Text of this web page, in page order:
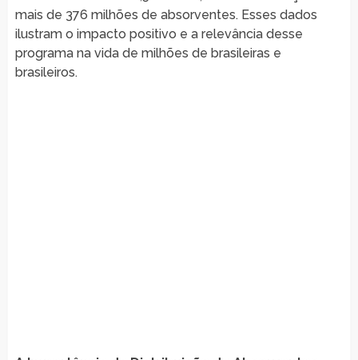
mais de 376 milhões de absorventes. Esses dados
ilustram o impacto positivo e a relevância desse
programa na vida de milhões de brasileiras e
brasileiros.